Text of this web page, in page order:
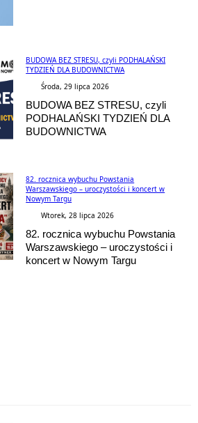
BUDOWA BEZ STRESU, czyli PODHALAŃSKI
TYDZIEŃ DLA BUDOWNICTWA
Środa, 29 lipca 2026
BUDOWA BEZ STRESU, czyli
PODHALAŃSKI TYDZIEŃ DLA
BUDOWNICTWA
82. rocznica wybuchu Powstania
Warszawskiego – uroczystości i koncert w
Nowym Targu
Wtorek, 28 lipca 2026
82. rocznica wybuchu Powstania
Warszawskiego – uroczystości i
koncert w Nowym Targu